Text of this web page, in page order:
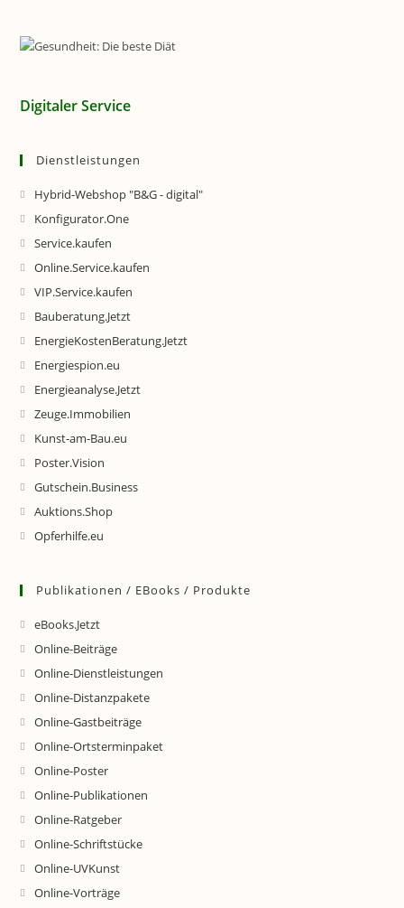
Digitaler Service
Dienstleistungen
Hybrid-Webshop "B&G - digital"
Konfigurator.One
Service.kaufen
Online.Service.kaufen
VIP.Service.kaufen
Bauberatung.Jetzt
EnergieKostenBeratung.Jetzt
Energiespion.eu
Energieanalyse.Jetzt
Zeuge.Immobilien
Kunst-am-Bau.eu
Poster.Vision
Gutschein.Business
Auktions.Shop
Opferhilfe.eu
Publikationen / EBooks / Produkte
eBooks.Jetzt
Online-Beiträge
Online-Dienstleistungen
Online-Distanzpakete
Online-Gastbeiträge
Online-Ortsterminpaket
Online-Poster
Online-Publikationen
Online-Ratgeber
Online-Schriftstücke
Online-UVKunst
Online-Vorträge